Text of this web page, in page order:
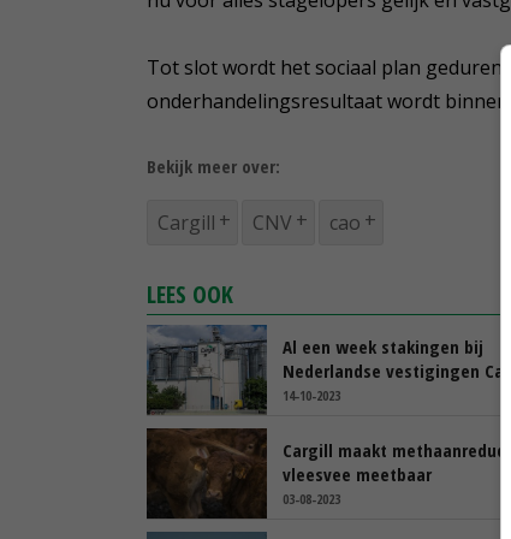
Tot slot wordt het sociaal plan
onderhandelingsresultaat wordt binnen
Bekijk meer over:
Cargill CNV cao
LEES OOK
Al een week stakingen bij
Nederlandse vestigingen
14-10-2023
Cargill maakt
vleesvee meetbaar
03-08-2023